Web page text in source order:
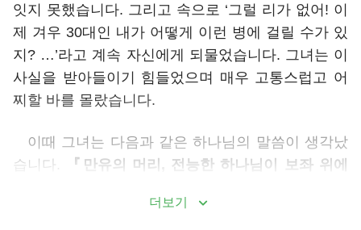
잇지 못했습니다. 그리고 속으로 ‘그럴 리가 없어! 이
제 겨우 30대인 내가 어떻게 이런 병에 걸릴 수가 있
지? …’라고 계속 자신에게 되물었습니다. 그녀는 이
사실을 받아들이기 힘들었으며 매우 고통스럽고 어
찌할 바를 몰랐습니다.
이때 그녀는 다음과 같은 하나님의 말씀이 생각났
습니다.
『만유의 머리, 전능한 하나님이 보좌 위에
에서 우리를 인솔하고 있다. 시시로 그와 가까이하고
더보기